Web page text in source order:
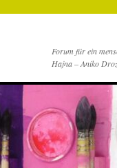
Forum für ein
Hajna – Aniko